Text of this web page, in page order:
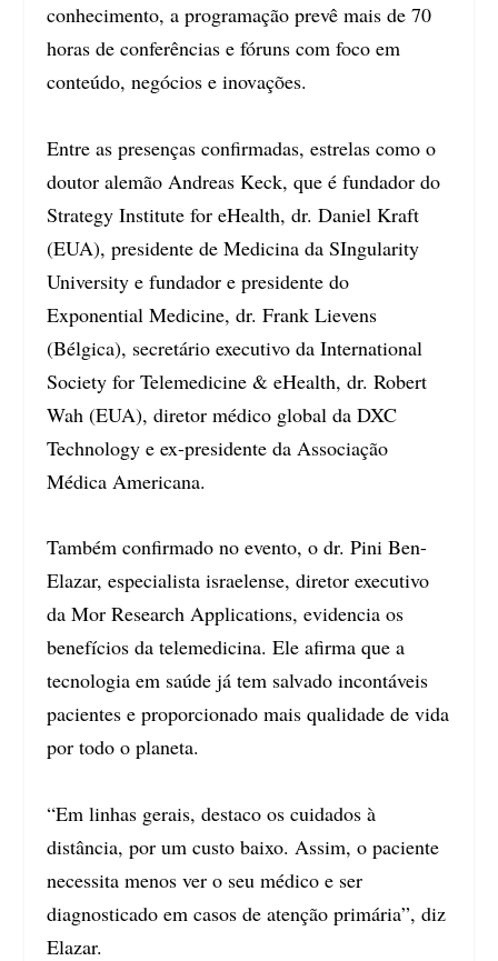
conhecimento, a programação prevê mais de 70
horas de conferências e fóruns com foco em
conteúdo, negócios e inovações.
Entre as presenças confirmadas, estrelas como o
doutor alemão Andreas Keck, que é fundador do
Strategy Institute for eHealth, dr. Daniel Kraft
(EUA), presidente de Medicina da SIngularity
University e fundador e presidente do
Exponential Medicine, dr. Frank Lievens
(Bélgica), secretário executivo da International
Society for Telemedicine & eHealth, dr. Robert
Wah (EUA), diretor médico global da DXC
Technology e ex-presidente da Associação
Médica Americana.
Também confirmado no evento, o dr. Pini Ben-
Elazar, especialista israelense, diretor executivo
da Mor Research Applications, evidencia os
benefícios da telemedicina. Ele afirma que a
tecnologia em saúde já tem salvado incontáveis
pacientes e proporcionado mais qualidade de vida
por todo o planeta.
“Em linhas gerais, destaco os cuidados à
distância, por um custo baixo. Assim, o paciente
necessita menos ver o seu médico e ser
diagnosticado em casos de atenção primária”, diz
Elazar.